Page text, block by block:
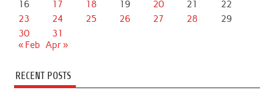
16
17 18 19 20 21
22
23
24 25 26 27 28
29
30
31
« Feb Apr »
RECENT POSTS